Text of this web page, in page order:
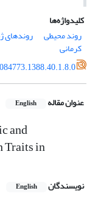
کلیدواژه‌ها
روند محیطی
روندهای
کرمانی
عنوان مقاله English
and
Traits in
نویسندگان English